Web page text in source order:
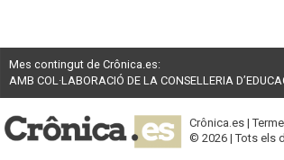
Mes contingut de Crônica.es:
AMB COL·LABORACIÓ DE LA CONSELLERIA
Crônica.es |
© 2026 | Tots els